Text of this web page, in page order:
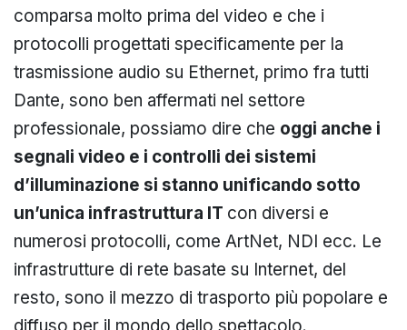
comparsa molto prima del video e che i
protocolli progettati specificamente per la
trasmissione audio su Ethernet, primo fra tutti
Dante, sono ben affermati nel settore
professionale, possiamo dire che oggi anche i
segnali video e i controlli dei sistemi
d’illuminazione si stanno unificando sotto
un’unica infrastruttura IT con diversi e
numerosi protocolli, come ArtNet, NDI ecc. Le
infrastrutture di rete basate su Internet, del
resto, sono il mezzo di trasporto più popolare e